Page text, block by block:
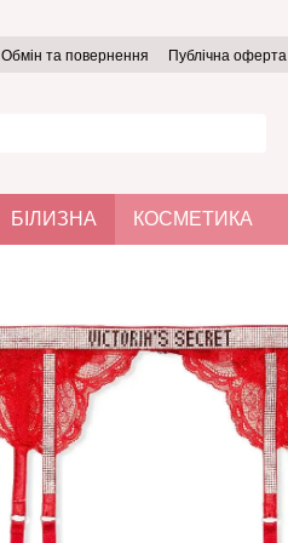
Обмін та повернення Публічна оферта
БІЛИЗНА КОСМЕТИКА